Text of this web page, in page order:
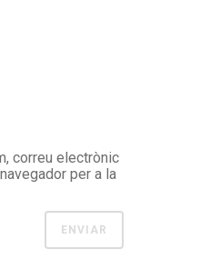
correu electrònic
per a la